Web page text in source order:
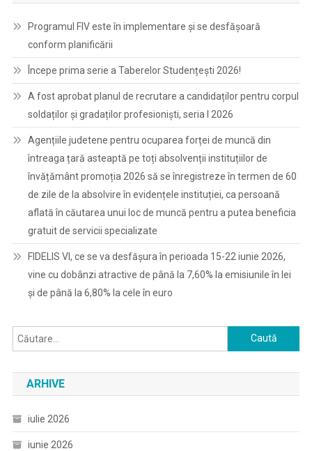
Programul FIV este în implementare și se desfășoară
conform planificării
Începe prima serie a Taberelor Studențești 2026!
A fost aprobat planul de recrutare a candidaților pentru corpul
soldaților și gradaților profesioniști, seria I 2026
Agențiile judetene pentru ocuparea forței de muncă din
întreaga țară asteaptă pe toți absolvenții instituțiilor de
învățământ promoția 2026 să se înregistreze în termen de 60
de zile de la absolvire în evidențele instituției, ca persoană
aflată în căutarea unui loc de muncă pentru a putea beneficia
gratuit de servicii specializate
FIDELIS VI, ce se va desfășura în perioada 15-22 iunie 2026,
vine cu dobânzi atractive de până la 7,60% la emisiunile în lei
și de până la 6,80% la cele în euro
Caută
după:
ARHIVE
iulie 2026
iunie 2026